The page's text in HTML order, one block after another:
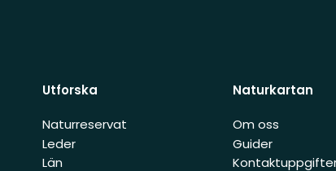
Utforska
Naturreservat
Leder
Län
Naturkartan
Om oss
Guider